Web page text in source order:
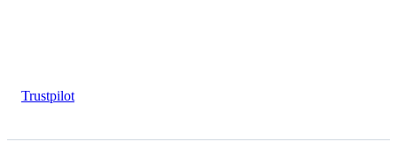
Trustpilot